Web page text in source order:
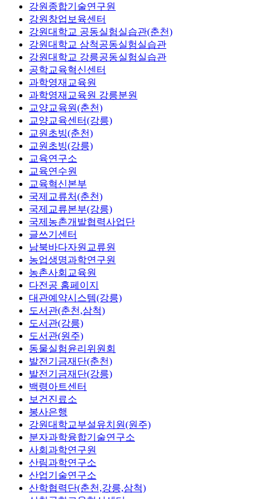
강원종합기술연구원
강원창업보육센터
강원대학교 공동실험실습관(춘천)
강원대학교 삼척공동실험실습관
강원대학교 강릉공동실험실습관
공학교육혁신센터
과학영재교육원
과학영재교육원 강릉분원
교양교육원(춘천)
교양교육센터(강릉)
교원초빙(춘천)
교원초빙(강릉)
교육연구소
교육연수원
교육혁신본부
국제교류처(춘천)
국제교류본부(강릉)
국제농촌개발협력사업단
글쓰기센터
남북바다자원교류원
농업생명과학연구원
농촌사회교육원
다전공 홈페이지
대관예약시스템(강릉)
도서관(춘천,삼척)
도서관(강릉)
도서관(원주)
동물실험윤리위원회
발전기금재단(춘천)
발전기금재단(강릉)
백령아트센터
보건진료소
봉사은행
강원대학교부설유치원(원주)
분자과학융합기술연구소
사회과학연구원
산림과학연구소
산업기술연구소
산학협력단(춘천,강릉,삼척)